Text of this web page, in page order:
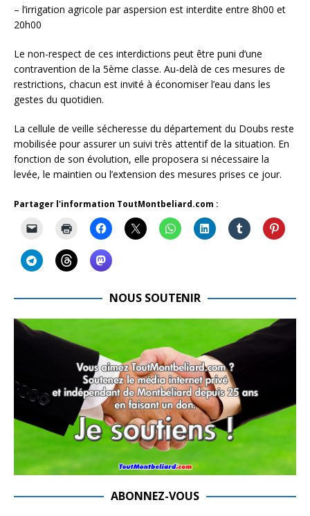
– l’irrigation agricole par aspersion est interdite entre 8h00 et
20h00
Le non-respect de ces interdictions peut être puni d’une
contravention de la 5ème classe. Au-delà de ces mesures de
restrictions, chacun est invité à économiser l’eau dans les
gestes du quotidien.
La cellule de veille sécheresse du département du Doubs reste
mobilisée pour assurer un suivi très attentif de la situation. En
fonction de son évolution, elle proposera si nécessaire la
levée, le maintien ou l’extension des mesures prises ce jour.
Partager l'information ToutMontbeliard.com :
NOUS SOUTENIR
ABONNEZ-VOUS